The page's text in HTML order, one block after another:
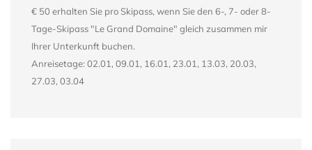
€ 50 erhalten Sie pro Skipass, wenn Sie den 6-, 7- oder 8-
Tage-Skipass "Le Grand Domaine" gleich zusammen mir
Ihrer Unterkunft buchen.
Anreisetage: 02.01, 09.01, 16.01, 23.01, 13.03, 20.03,
27.03, 03.04